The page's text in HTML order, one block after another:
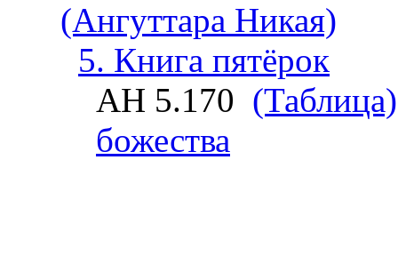
(Ангуттара Никая)
5. Книга пятёрок
АН 5.170 (Таблица)
божества